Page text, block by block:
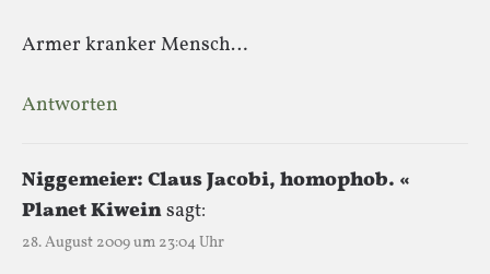
Armer kranker Mensch…
Antworten
Niggemeier: Claus Jacobi, homophob. «
Planet Kiweinsagt:
28. August 2009 um 23:04 Uhr